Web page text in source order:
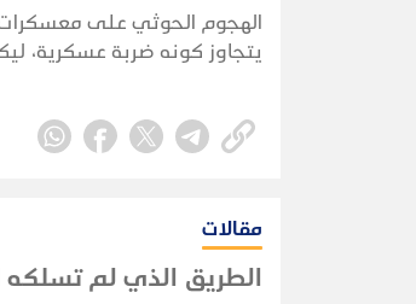
الهجوم الحوثي على معسكرات
يتجاوز كونه ضربة
المبادرة.
مقالات
الطريق الذي لم تسلكه